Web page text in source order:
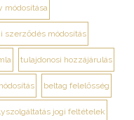
módosítása
szerződés módosítás
tulajdonosi hozzájárulás
beltag felelősség
jogi feltételek